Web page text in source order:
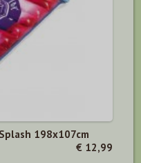
198x107cm
€ 12,99